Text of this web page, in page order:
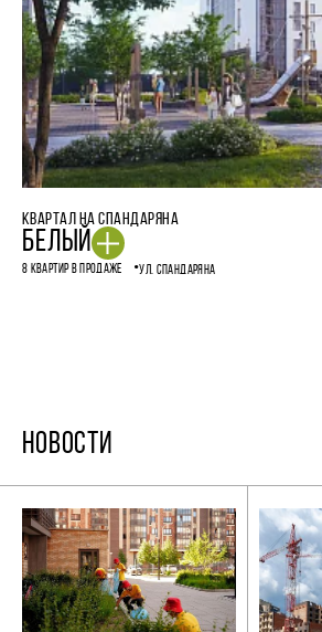
КВАРТАЛ НА СПАНДАРЯНА
БЕЛЫЙ
8 КВАРТИР В ПРОДАЖЕ УЛ. СПАНДАРЯНА
НОВОСТИ